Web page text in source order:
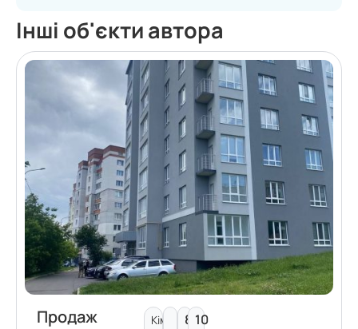
Інші об'єкти автора
Продаж
Кімнат:8 10